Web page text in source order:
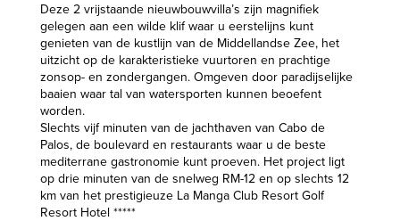
Deze 2 vrijstaande nieuwbouwvilla’s zijn magnifiek
gelegen aan een wilde klif waar u eerstelijns kunt
genieten van de kustlijn van de Middellandse Zee, het
uitzicht op de karakteristieke vuurtoren en prachtige
zonsop- en zondergangen. Omgeven door paradijselijke
baaien waar tal van watersporten kunnen beoefent
worden.
Slechts vijf minuten van de jachthaven van Cabo de
Palos, de boulevard en restaurants waar u de beste
mediterrane gastronomie kunt proeven. Het project ligt
op drie minuten van de snelweg RM-12 en op slechts 12
km van het prestigieuze La Manga Club Resort Golf
Resort Hotel *****